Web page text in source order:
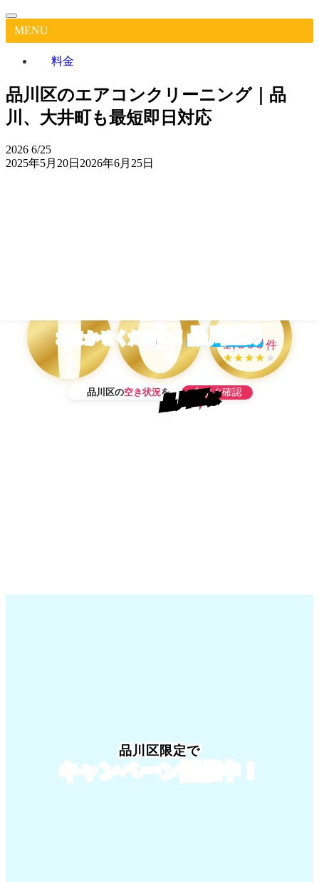
MENU
料金
品川区のエアコンクリーニング｜品
川、大井町も最短即日対応
2026 6/25
2025年5月20日 2026年6月25日
在
50 1,500件
★★★★ ★
品川区の空き状況を 今すぐ確認
おまかせください！品川区 の
品川区は
当日予約
品川区限定でキャンペーン開催中！
品川区限定で
キャンペーン開催中！